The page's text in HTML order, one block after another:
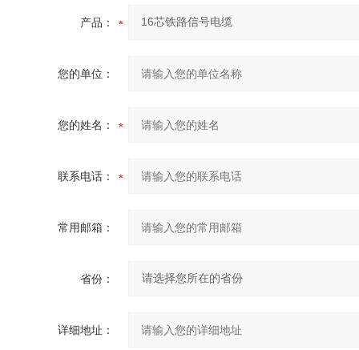
产品：
您的单位：
您的姓名：
联系电话：
常用邮箱：
省份：
详细地址：